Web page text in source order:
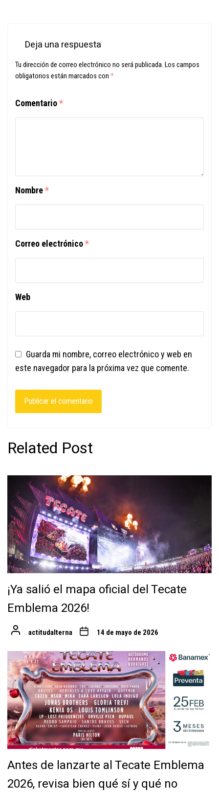
Deja una respuesta
Tu dirección de correo electrónico no será publicada. Los campos
obligatorios están marcados con *
Comentario*
Nombre*
Correo electrónico*
Web
Guarda mi nombre, correo electrónico y web en
este navegador para la próxima vez que comente.
Related Post
¡Ya salió el mapa oficial del Tecate
Emblema 2026!
actitudalterna 14 de mayo de 2026
Antes de lanzarte al Tecate Emblema
2026, revisa bien qué sí y qué no